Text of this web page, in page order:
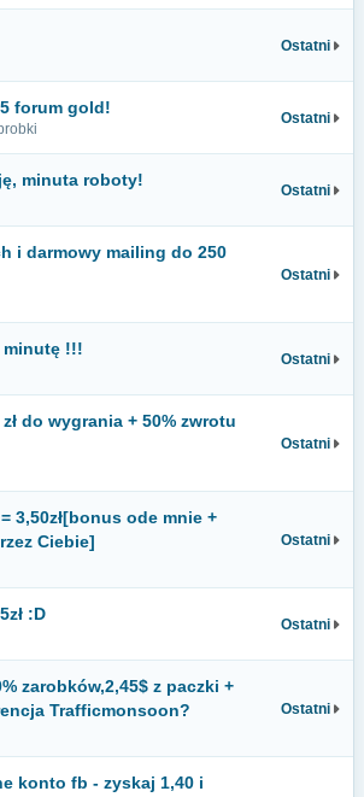
Ostatni
forum gold!
Ostatni
minuta roboty!
Ostatni
i darmowy mailing do 250
Ostatni
minutę !!!
Ostatni
do wygrania + 50% zwrotu
Ostatni
3,50zł[bonus ode mnie +
Ciebie]
Ostatni
:D
Ostatni
zarobków,2,45$ z paczki +
Trafficmonsoon?
Ostatni
konto fb - zyskaj 1,40 i